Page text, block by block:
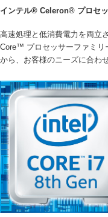
インテル® Celeron® プロセ
高速処理と低消費電力を両立
Core™ プロセッサーファミリ
から、お客様のニーズに合わ